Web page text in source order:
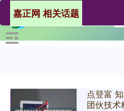
嘉正网 相关话题
点登富
团伙技术